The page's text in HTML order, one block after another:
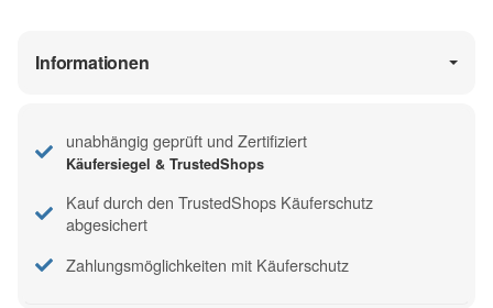
Informationen
unabhängig geprüft und Zertifiziert
Käufersiegel & TrustedShops
Kauf durch den TrustedShops Käuferschutz
abgesichert
Zahlungsmöglichkeiten mit Käuferschutz